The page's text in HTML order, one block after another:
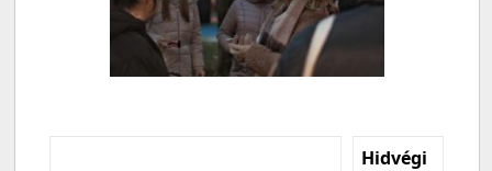
Hidvégi